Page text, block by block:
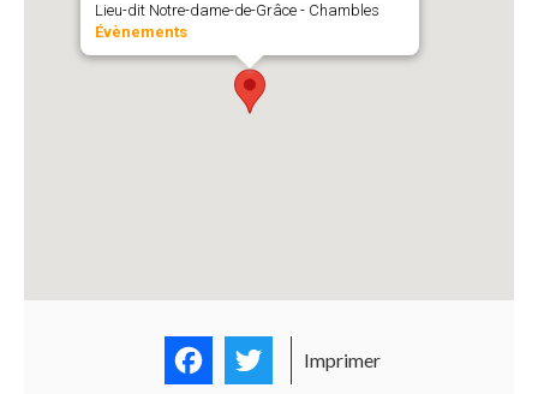
Lieu-dit Notre-dame-de-Grâce - Chambles
Évènements
FacebookTwitter
Imprimer